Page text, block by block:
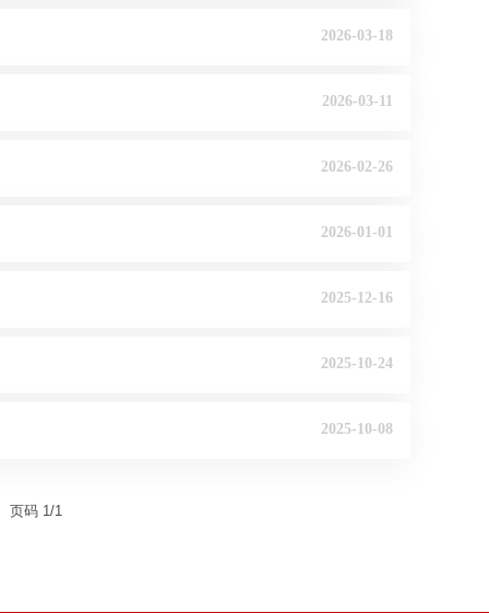
2026-03-18
2026-03-11
2026-02-26
2026-01-01
2025-12-16
2025-10-24
2025-10-08
页码 1/1